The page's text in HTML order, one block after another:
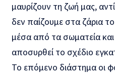
μαυρίζουν τη ζωή μας,
δεν παίζουμε στα ζάρια
μέσα από τα σωματεία
αποσυρθεί το σχέδιο
Το επόμενο διάστημα οι